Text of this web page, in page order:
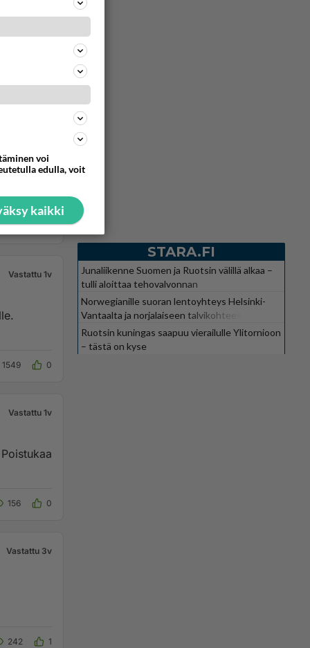
Vastattu 1v
1549 0
Vastattu 1v
156 0
Vastattu 3v
242 1
STARA.FI
Junaliikenne Suomen ja Ruotsin välillä alkaa –
tulli aloittaa tehovalvonnan
Norwegianille suoran lentoyhteys Helsinki-
Vantaalta ja norjalaiseen talvikohteeseen
Ruotsin kuningas saapuu vierailulle Ylitornioon
– tästä on kyse
voi
edulla, voit
kaikki